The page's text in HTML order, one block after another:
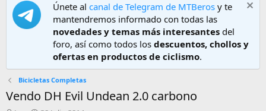
Únete al canal de Telegram de MTBeros y te
mantendremos informado con todas las
novedades y temas más interesantes del
foro, así como todos los descuentos, chollos y
ofertas en productos de ciclismo.
Bicicletas Completas
Vendo DH Evil Undean 2.0 carbono